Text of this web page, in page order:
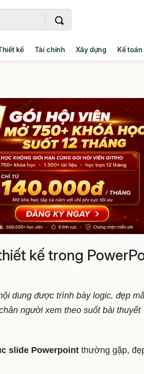
kế Tài chính Xây dựng Kế toán
kế trong
dung được trình bày logic, đẹp
người xem theo suốt bài thuyết
slide Powerpoint thường gặp,